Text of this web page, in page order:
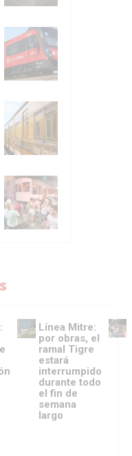
Línea Mitre:
por obras, el
ramal Tigre
estará
interrumpido
durante todo
el fin de
semana
largo